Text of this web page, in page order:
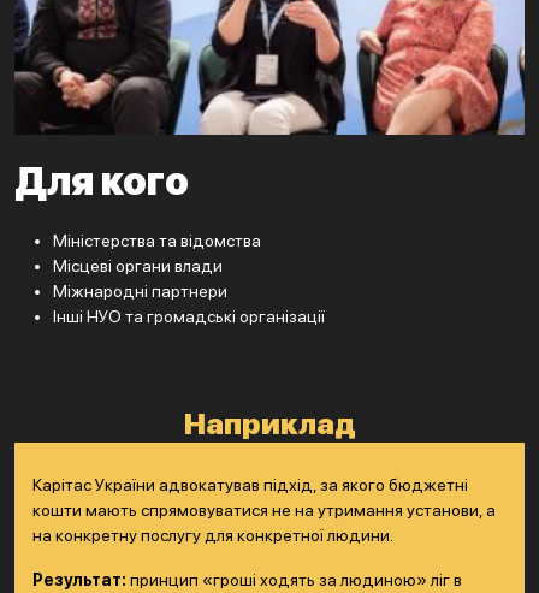
Для кого
Міністерства та відомства
Місцеві органи влади
Міжнародні партнери
Інші НУО та громадські організації
Наприклад
Карітас України адвокатував підхід, за якого бюджетні
кошти мають спрямовуватися не на утримання установи, а
на конкретну послугу для конкретної людини.
Результат: принцип «гроші ходять за людиною» ліг в